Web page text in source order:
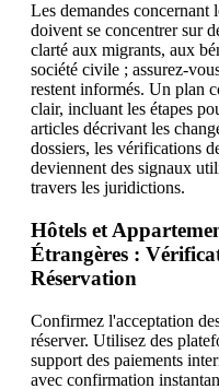
Les demandes concernant
doivent se concentrer sur
clarté aux migrants, aux
société civile ; assurez-
restent informés. Un plan
clair, incluant les étapes
articles décrivant les
dossiers, les vérifications
deviennent des signaux
travers les juridictions.
Hôtels et
Étrangères :
Réservation
Confirmez l'acceptation
réserver. Utilisez des
support des paiements
avec confirmation